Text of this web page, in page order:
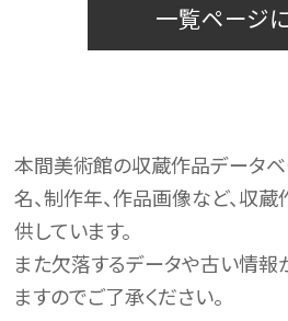
一覧ページ
本間美術館の収蔵作品データベ
名、制作年、作品画像など、収
供しています。
また欠落するデータや古い情
ますのでご了承ください。